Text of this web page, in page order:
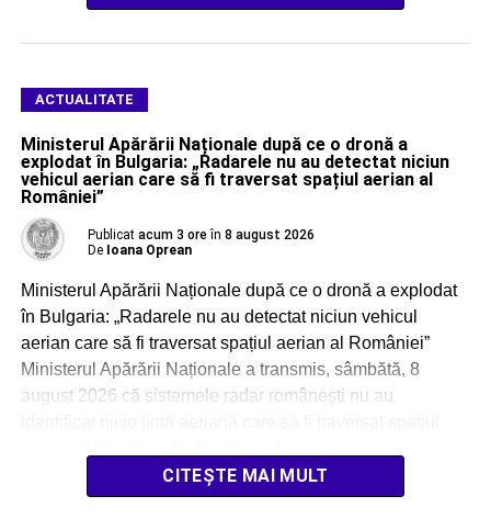
ACTUALITATE
Ministerul Apărării Naționale după ce o dronă a
explodat în Bulgaria: „Radarele nu au detectat niciun
vehicul aerian care să fi traversat spațiul aerian al
României”
Publicat acum 3 ore în 8 august 2026
De Ioana Oprean
Ministerul Apărării Naționale după ce o dronă a explodat
în Bulgaria: „Radarele nu au detectat niciun vehicul
aerian care să fi traversat spațiul aerian al României”
Ministerul Apărării Naționale a transmis, sâmbătă, 8
august 2026 că sistemele radar românești nu au
CITEȘTE MAI MULT